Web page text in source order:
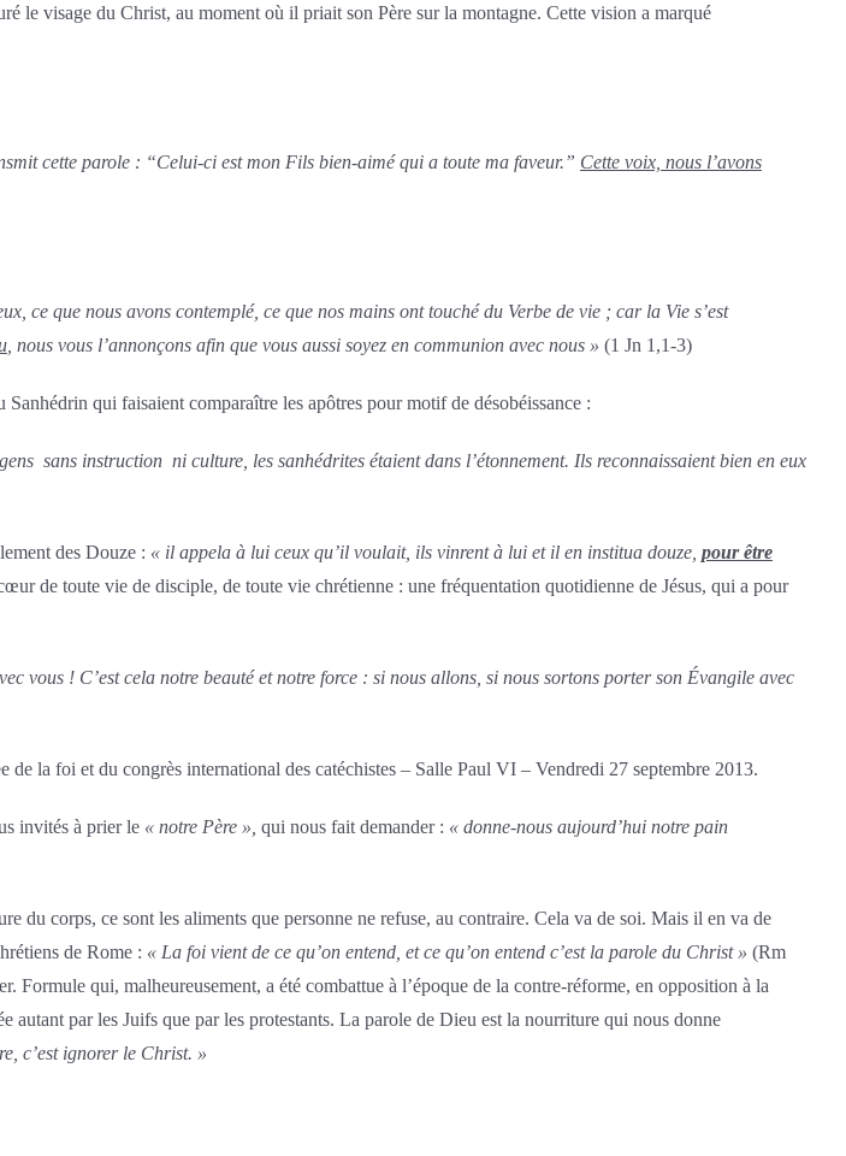
le visage du Christ, au moment où il priait son Père sur la montagne. Cette vision a marqué
cette parole : “Celui-ci est mon Fils bien-aimé qui a toute ma faveur.” Cette voix, nous l’avons
ce que nous avons contemplé, ce que nos mains ont touché du Verbe de vie ; car la Vie s’est
, nous vous l’annonçons afin que vous aussi soyez en communion avec nous » (1 Jn 1,1-3)
qui faisaient comparaître les apôtres pour motif de désobéissance :
sans instruction ni culture, les sanhédrites étaient dans l’étonnement. Ils reconnaissaient bien en eux
des Douze : « il appela à lui ceux qu’il voulait, ils vinrent à lui et il en institua douze, pour être
de toute vie de disciple, de toute vie chrétienne : une fréquentation quotidienne de Jésus, qui a pour
vous ! C’est cela notre beauté et notre force : si nous allons, si nous sortons porter son Évangile avec
la foi et du congrès international des catéchistes – Salle Paul VI – Vendredi 27 septembre 2013.
invités à prier le « notre Père », qui nous fait demander : « donne-nous aujourd’hui notre pain
du corps, ce sont les aliments que personne ne refuse, au contraire. Cela va de soi. Mais il en va de
de Rome : « La foi vient de ce qu’on entend, et ce qu’on entend c’est la parole du Christ » (Rm
qui, malheureusement, a été combattue à l’époque de la contre-réforme, en opposition à la
par les Juifs que par les protestants. La parole de Dieu est la nourriture qui nous donne
c’est ignorer le Christ. »